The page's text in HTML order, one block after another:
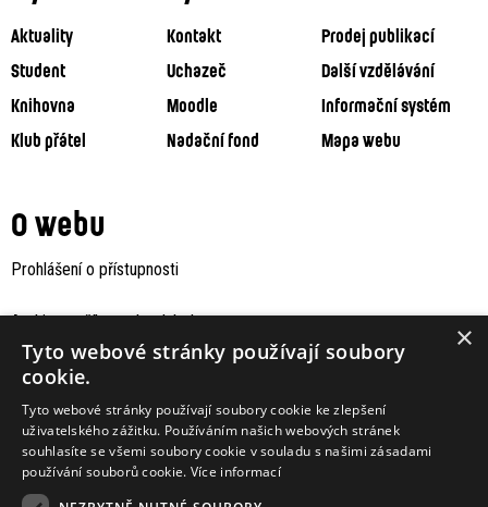
Aktuality Kontakt
Prodej publikací
Student
Uchazeč
Další vzdělávání
Knihovna
Moodle
Informační systém
Klub přátel
Nadační fond Mapa webu
O webu
Prohlášení o přístupnosti
Archiv staršího webu Jaboku ×
Tyto webové stránky používají soubory
cookie.
Tyto webové stránky používají soubory cookie ke zlepšení
uživatelského zážitku. Používáním našich webových stránek
souhlasíte se všemi soubory cookie v souladu s našimi zásadami
používání souborů cookie. Více informací